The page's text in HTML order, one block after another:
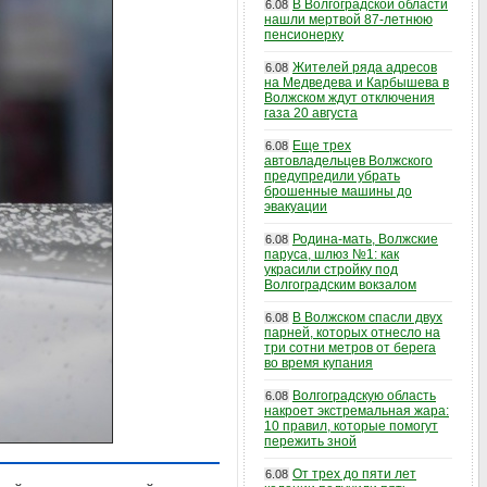
6.08 В Волгоградской области
нашли мертвой 87-летнюю
пенсионерку
6.08 Жителей ряда адресов
на Медведева и Карбышева в
Волжском ждут отключения
газа 20 августа
6.08 Еще трех
автовладельцев Волжского
предупредили убрать
брошенные машины до
эвакуации
6.08 Родина-мать, Волжские
паруса, шлюз №1: как
украсили стройку под
Волгоградским вокзалом
6.08 В Волжском спасли двух
парней, которых отнесло на
три сотни метров от берега
во время купания
6.08 Волгоградскую область
накроет экстремальная жара:
10 правил, которые помогут
пережить зной
6.08 От трех до пяти лет